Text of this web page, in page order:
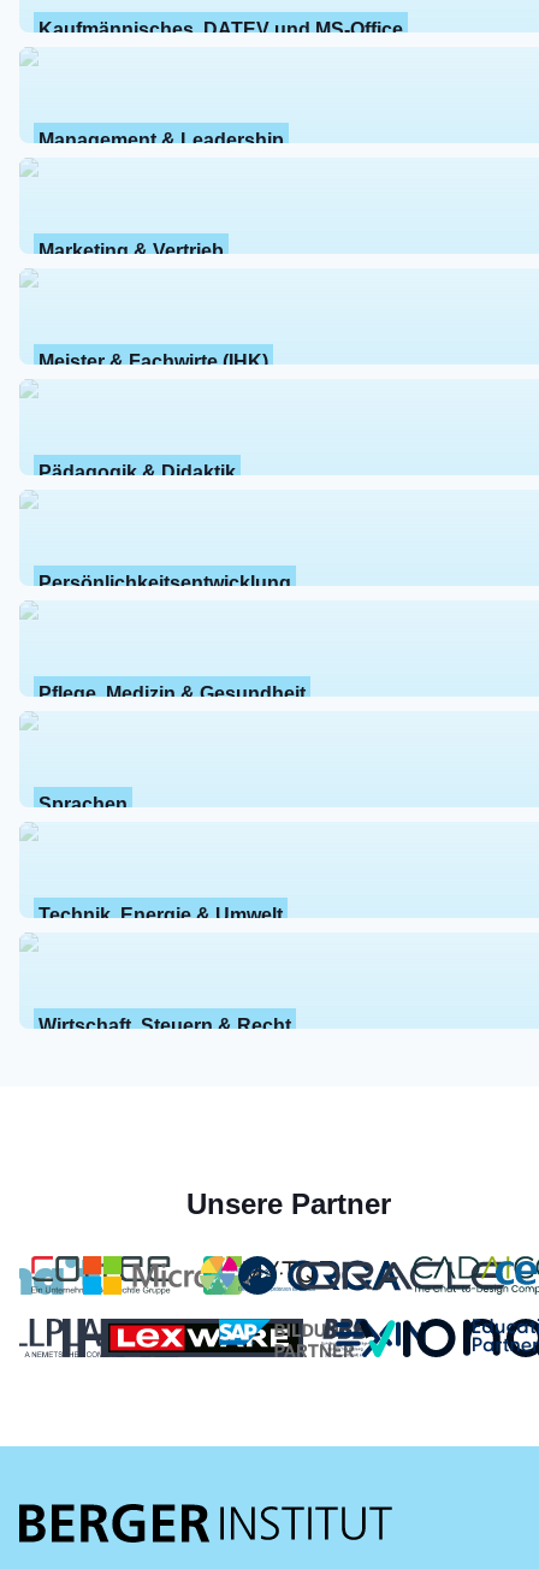
Kaufmännisches, DATEV und MS-Office
Management & Leadership
Marketing & Vertrieb
Meister & Fachwirte (IHK)
Pädagogik & Didaktik
Persönlichkeitsentwicklung
Pflege, Medizin & Gesundheit
Sprachen
Technik, Energie & Umwelt
Wirtschaft, Steuern & Recht
Unsere Partner